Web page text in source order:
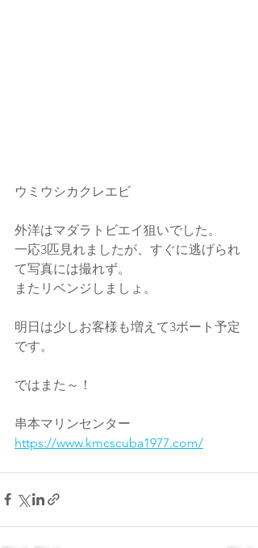
ウミウシカクレエビ
外洋はマダラトビエイ狙いでした。
一応3匹見れましたが、すぐに逃げられ
て写真には撮れず。
またリベンジしましょ。
明日は少しお客様も増えて3ボート予定
です。
ではまた～！
串本マリンセンター
https://www.kmcscuba1977.com/